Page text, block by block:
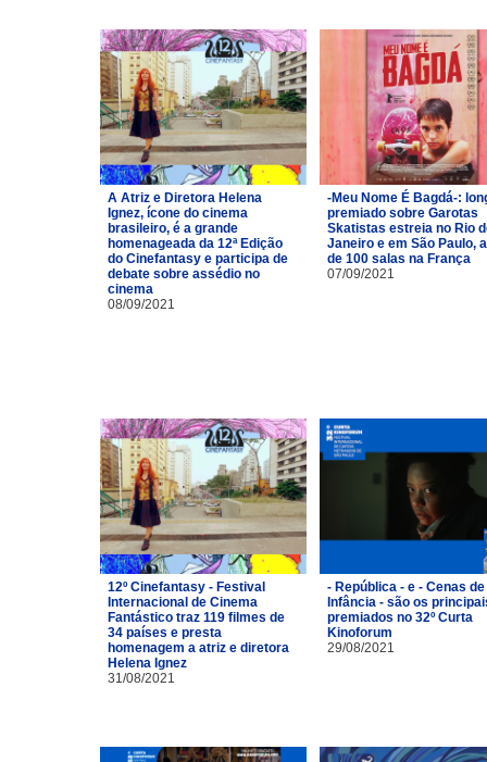
A Atriz e Diretora Helena
Ignez, ícone do cinema
brasileiro, é a grande
homenageada da 12ª Edição
do Cinefantasy e participa de
debate sobre assédio no
cinema
08/09/2021
-Meu Nome É Bagdá-:
premiado sobre Garotas
Skatistas estreia no Rio
Janeiro e em São Paulo,
de 100 salas na França
07/09/2021
12º Cinefantasy - Festival
Internacional de Cinema
Fantástico traz 119 filmes de
34 países e presta
homenagem a atriz e diretora
Helena Ignez
31/08/2021
- República - e - Cenas de
Infância - são os
premiados no 32º Curta
Kinoforum
29/08/2021